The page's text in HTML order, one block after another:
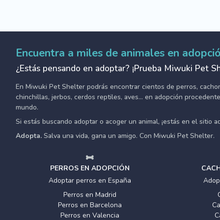
Encuentra a miles de animales en
¿Estás pensando en adoptar? ¡Prueba Miwuki Pet
En Miwuki Pet Shelter podrás encontrar cientos de perros,
chinchillas, jerbos, cerdos reptiles, aves... en adopción
mundo.
Si estás buscando adoptar o acoger un animal, ¡estás en el sitio
Adopta. Salva una vida, gana un amigo. Con Miwuki Pet Shelter.
PERROS EN ADOPCIÓN
Adoptar perros en España
Perros en Madrid
Perros en Barcelona
Perros en Valencia